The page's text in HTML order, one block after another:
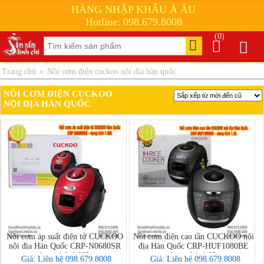
HÀNG NHẬP KHẨU Á ÂU
Hotline: 098.679.8008
(0)
Trang chủ » Nồi cơm điện cuckoo nội địa hàn quốc
NỒI CƠM ĐIỆN CUCKOO
NỘI ĐỊA HÀN QUỐC
Nồi cơm áp suất điện tử CUCKOO
nội địa Hàn Quốc CRP-N0680SR
dung tích 1.08L
Giá: Liên hệ 098.679.8008
Nồi cơm điện cao tần CUCKOO nội
địa Hàn Quốc CRP-HUF1080BE
dung tích 1,8L
Giá: Liên hệ 098.679.8008